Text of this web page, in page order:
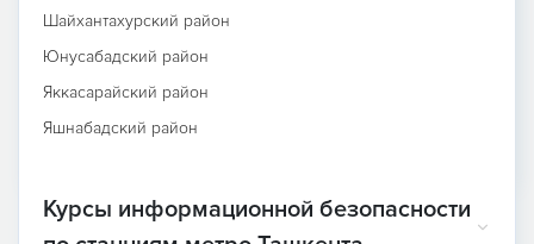
Шайхантахурский район
Юнусабадский район
Яккасарайский район
Яшнабадский район
Курсы информационной безопасности